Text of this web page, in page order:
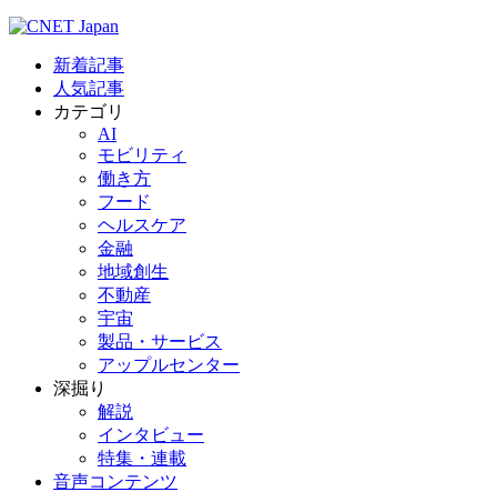
新着記事
人気記事
カテゴリ
AI
モビリティ
働き方
フード
ヘルスケア
金融
地域創生
不動産
宇宙
製品・サービス
アップルセンター
深掘り
解説
インタビュー
特集・連載
音声コンテンツ